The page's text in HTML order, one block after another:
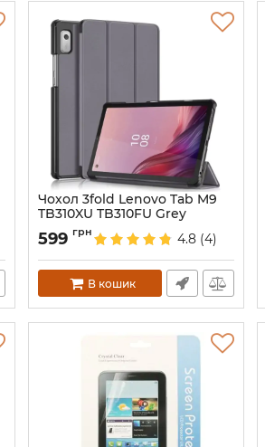
Чохол 3fold Lenovo Tab M9
TB310XU TB310FU Grey
Артикул:6727
599 грн 4.8 (4)
В кошик